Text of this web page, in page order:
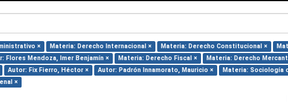
× Materia: Derecho Internacional × Materia: Derecho Constitucional ×
Flores Mendoza, Imer Benjamín × Materia: Derecho Fiscal ×
Materia: Derecho
Autor: Fix Fierro, Héctor × Autor: Padrón Innamorato, Mauricio ×
Materia: Sociología
×